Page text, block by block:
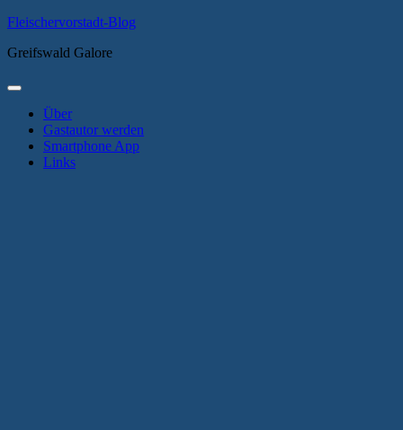
Zum
springen
Fleischervorstadt-Blog
Greifswald Galore
Primäres
Über
Gastautor werden
Smartphone App
Links